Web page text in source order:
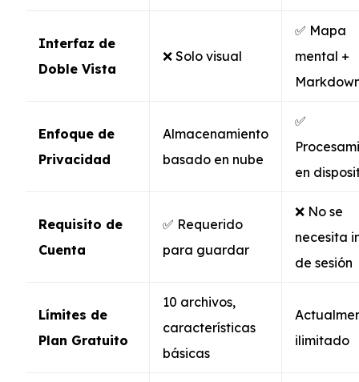
Interfaz de
Doble Vista
❌ Solo visual
✅ Mapa
mental +
Enfoque de
Privacidad
Almacenamiento
basado en nube
✅
en
Requisito de
Cuenta
✅ Requerido
para guardar
❌ No se
necesita
de sesión
Límites de
Plan Gratuito
10 archivos,
características
básicas
ilimitado